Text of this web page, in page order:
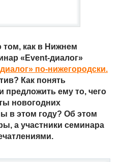
как в Нижнем
«Event-диалог»
по-нижегородски.
Как понять
предложить ему то, чего
новогодних
в этом году? Об этом
а участники семинара